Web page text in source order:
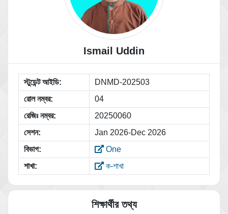
Ismail Uddin
স্টুডেন্ট আইডি:
DNMD-202503
রোল নম্বর:
04
রেজিঃ নম্বর:
20250060
সেশন:
Jan 2026-Dec 2026
বিভাগ:
One
শাখা:
ক-শাখা
শিক্ষার্থীর তথ্য